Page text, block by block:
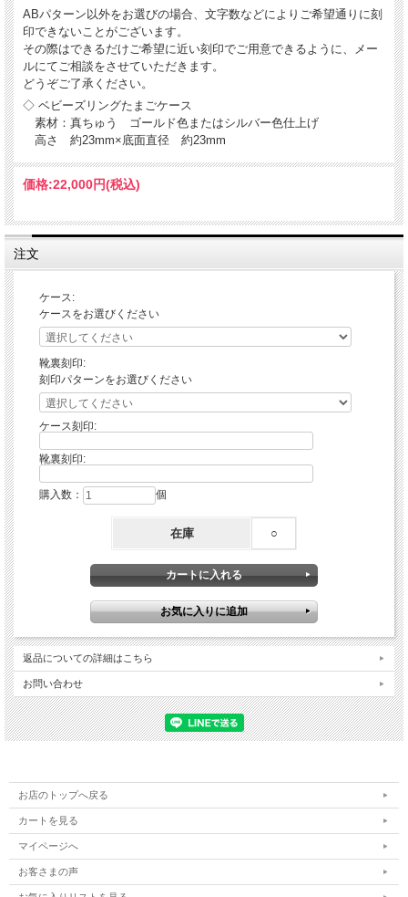
ABパターン以外をお選びの場合、文字数などによりご希望通りに刻
印できないことがございます。
その際はできるだけご希望に近い刻印でご用意できるように、メー
ルにてご相談をさせていただきます。
どうぞご了承ください。
◇ ベビーズリングたまごケース
素材：真ちゅう ゴールド色またはシルバー色仕上げ
高さ 約23mm×底面直径 約23mm
価格:22,000円(税込)
注文
ケース:
ケースをお選びください
靴裏刻印:
刻印パターンをお選びください
ケース刻印:
靴裏刻印:
購入数： 個
在庫 ○
返品についての詳細はこちら
お問い合わせ
お店のトップへ戻る
カートを見る
マイページへ
お客さまの声